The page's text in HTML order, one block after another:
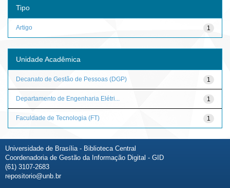
Tipo
1
Artigo
Unidade Acadêmica
1
Decanato de Gestão de Pessoas (DGP)
1
Departamento de Engenharia Elétri...
1
Faculdade de Tecnologia (FT)
Universidade de Brasília - Biblioteca Central
Coordenadoria de Gestão da Informação Digital - GID
(61) 3107-2683
repositorio@unb.br